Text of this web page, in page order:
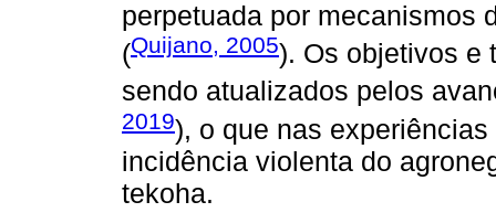
perpetuada por mecanismos
(Quijano, 2005). Os objetivos e
sendo atualizados pelos
2019), o que nas
incidência violenta do
tekoha.